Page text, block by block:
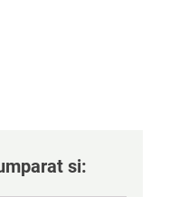
si: